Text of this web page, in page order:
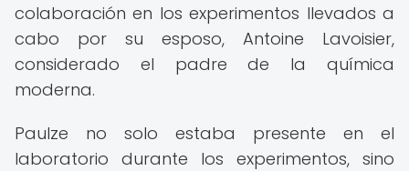
colaboración en los experimentos llevados a
cabo por su esposo, Antoine Lavoisier,
considerado el padre de la química
moderna.
Paulze no solo estaba presente en el
laboratorio durante los experimentos, sino